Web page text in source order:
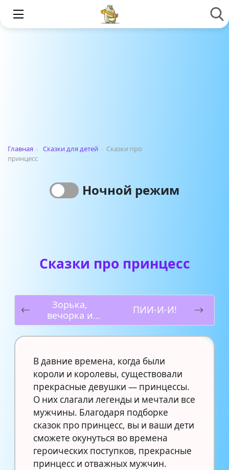
Главная › Сказки для детей › Сказки про
принцесс
Ночной режим
Сказки про принцесс
Зорька,
вечорка и
полуночка
ПИИ-И-И!
В давние времена, когда были
короли и королевы, существовали
прекрасные девушки — принцессы.
О них слагали легенды и мечтали все
мужчины. Благодаря подборке
сказок про принцесс, вы и ваши дети
сможете окунуться во времена
героических поступков, прекрасные
принцесс и отважных мужчин.